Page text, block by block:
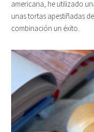
americana, he utilizado
unas tortas apestiñadas
combinación un éxito.